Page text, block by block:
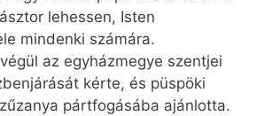
lehessen, Isten
mindenki számára.
az egyházmegye szentjei
kérte, és püspöki
pártfogásába ajánlotta.